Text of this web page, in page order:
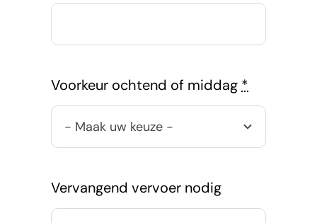
Voorkeur ochtend of middag *
Vervangend vervoer nodig